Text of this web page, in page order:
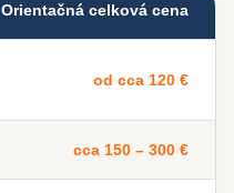
Orientačná celková cena
od cca 120 €
cca 150 – 300 €